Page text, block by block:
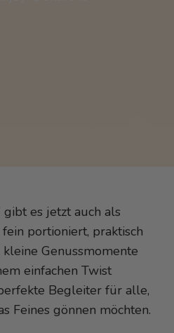
gibt es jetzt auch als
portioniert, praktisch
Genussmomente
einfachen Twist
Begleiter für alle,
Feines gönnen möchten.